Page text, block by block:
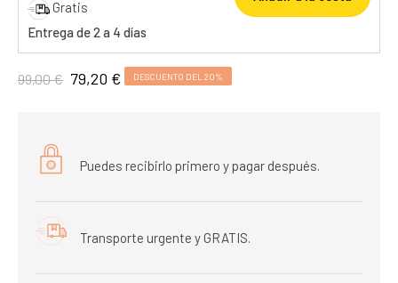
Gratis
Entrega de 2 a 4 días
99,00 € 79,20 € DESCUENTO DEL 20%
Puedes recibirlo primero y pagar después.
Transporte urgente y GRATIS.